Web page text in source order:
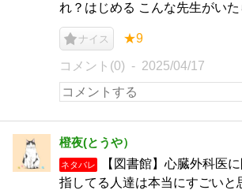
れ？はじめる こんな先生がい
ナイス ★9
コメント(0) 2025/04/17
橙夜(とうや）
ネタバレ
【図書館】心臓外科医
指してる人達は本当にすごいと